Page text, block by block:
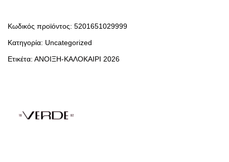
ποσότητα
Κωδικός προϊόντος: 5201651029999
Κατηγορία: Uncategorized
Ετικέτα: ΑΝΟΙΞΗ-ΚΑΛΟΚΑΙΡΙ 2026